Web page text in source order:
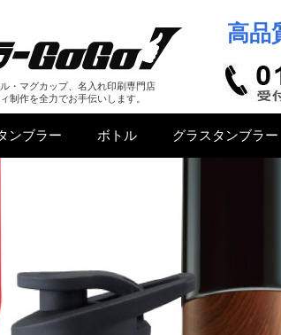
・マグカップ、名入れ印刷専門店
制作を全力でお手伝いします。
高品
ンブラー ボトル グラスタンブラー